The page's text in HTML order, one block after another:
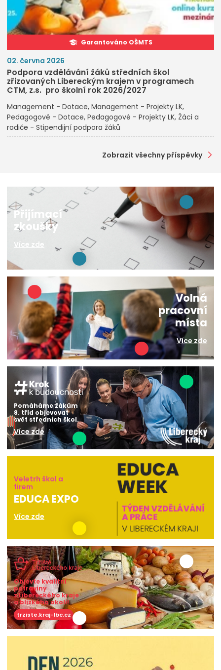
Garantováno OŠMTS
02. června 2026
Podpora vzdělávání žáků středních škol
zřizovaných Libereckým krajem v programech
CTM, z.s. pro školní rok 2026/2027
Management - Dotace Management - Projekty LK
Pedagogové - Dotace Pedagogové - Projekty LK Žáci a
rodiče - Stipendijní podpora žáků
Zobrazit všechny příspěvky
Přijímací
zkoušky
Více zde
Volná
pracovní
místa
Více zde
Pomáháme žákům
8. tříd objevovat
svět středních škol.
Více zde
Veletrh škol a
firem
EDUCA EXPO
Více zde
Objevte kvalitní
potraviny
z Libereckého kraje
a blízkého okolí!
trziste.kraj-lbc.cz